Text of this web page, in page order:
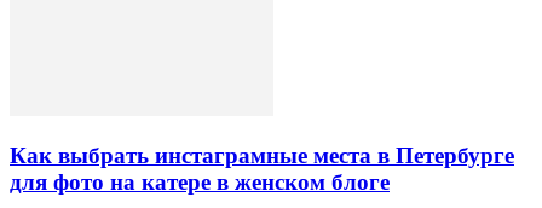
Как выбрать инстаграмные места в Петербурге
для фото на катере в женском блоге